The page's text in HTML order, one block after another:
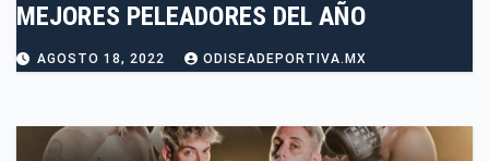
MEJORES PELEADORES DEL AÑO
AGOSTO 18, 2022 ODISEADEPORTIVA.MX